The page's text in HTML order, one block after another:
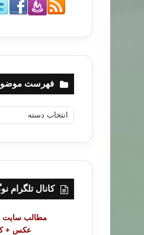
فهرست
ه
ت
ض
کانال تلگرام
مطالب سایت
عکس +